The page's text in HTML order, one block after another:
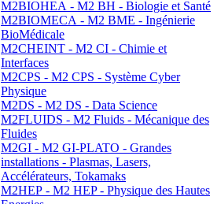
M2BIOHEA - M2 BH - Biologie et Santé
M2BIOMECA - M2 BME - Ingénierie
BioMédicale
M2CHEINT - M2 CI - Chimie et
Interfaces
M2CPS - M2 CPS - Système Cyber
Physique
M2DS - M2 DS - Data Science
M2FLUIDS - M2 Fluids - Mécanique des
Fluides
M2GI - M2 GI-PLATO - Grandes
installations - Plasmas, Lasers,
Accélérateurs, Tokamaks
M2HEP - M2 HEP - Physique des Hautes